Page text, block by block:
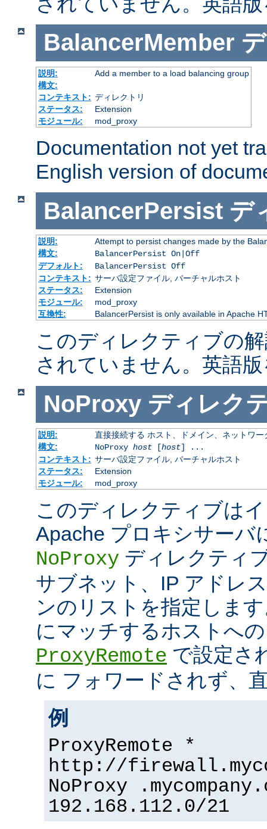
BalancerMember
説明:
Add a member to a load balancing group
構文:
コンテキスト: ディレクトリ
ステータス:
Extension
モジュール:
mod_proxy
Documentation not yet
English version of
BalancerPersist デ
説明:
Attempt to persist changes made by the
構文:
BalancerPersist On|Off
デフォルト:
BalancerPersist Off
コンテキスト: サーバ設定ファイル, バーチャルホスト
ステータス:
Extension
モジュール:
mod_proxy
互換性:
BalancerPersist is only available in Apache
このディレクティブの
されていません。英語
NoProxy ディレク
説明:
直接接続する ホスト、ドメイン、ネットワー
構文:
NoProxy host[host] ...
コンテキスト: サーバ設定ファイル, バーチャルホスト
ステータス:
Extension
モジュール:
mod_proxy
このディレクティブは
Apache プロキシサーバ
NoProxy ディレクティ
サブネット、IP アドレ
ンのリストを指定しま
にマッチするホストへ
ProxyRemote で設定さ
に フォワードされず、
例
ProxyRemote *
http://
NoProxy
192.168.112.0/21